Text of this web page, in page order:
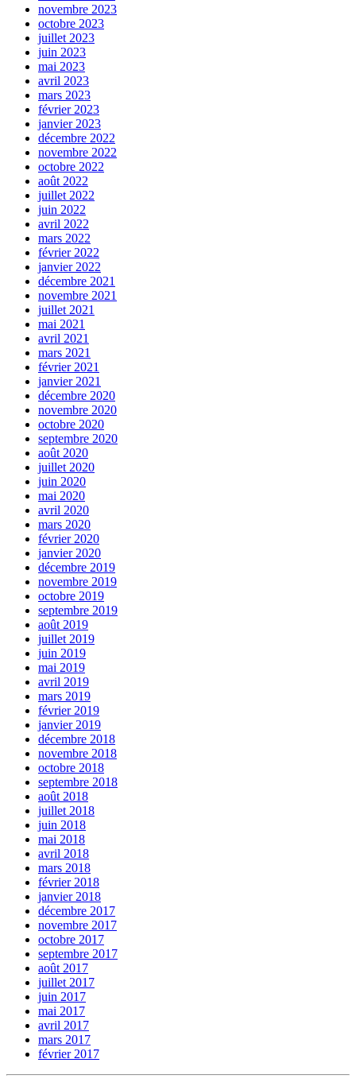
novembre 2023
octobre 2023
juillet 2023
juin 2023
mai 2023
avril 2023
mars 2023
février 2023
janvier 2023
décembre 2022
novembre 2022
octobre 2022
août 2022
juillet 2022
juin 2022
avril 2022
mars 2022
février 2022
janvier 2022
décembre 2021
novembre 2021
juillet 2021
mai 2021
avril 2021
mars 2021
février 2021
janvier 2021
décembre 2020
novembre 2020
octobre 2020
septembre 2020
août 2020
juillet 2020
juin 2020
mai 2020
avril 2020
mars 2020
février 2020
janvier 2020
décembre 2019
novembre 2019
octobre 2019
septembre 2019
août 2019
juillet 2019
juin 2019
mai 2019
avril 2019
mars 2019
février 2019
janvier 2019
décembre 2018
novembre 2018
octobre 2018
septembre 2018
août 2018
juillet 2018
juin 2018
mai 2018
avril 2018
mars 2018
février 2018
janvier 2018
décembre 2017
novembre 2017
octobre 2017
septembre 2017
août 2017
juillet 2017
juin 2017
mai 2017
avril 2017
mars 2017
février 2017